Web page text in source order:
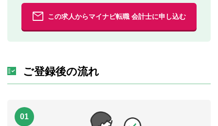
この求人からマイナビ転職 会計士に申し込む
ご登録後の流れ
01